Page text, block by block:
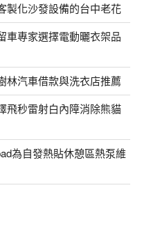
製化沙發設備的台中老花
車專家選擇電動曬衣架品
林汽車借款與洗衣店推薦
飛秒雷射白內障消除熊貓
為自發熱貼休憩區熱泵維